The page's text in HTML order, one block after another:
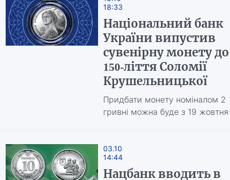
18:33
Національний банк
України випустив
сувенірну монету до
150-ліття Соломії
Крушельницької
Придбати монету номіналом 2
гривні можна буде з 19 жовтня
03.10
14:44
Нацбанк вводить в